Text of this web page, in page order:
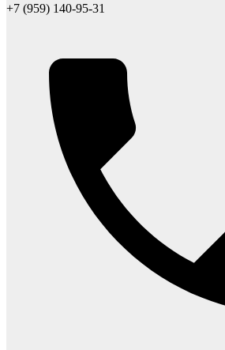
+7 (959) 140-95-31